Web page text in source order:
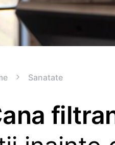
Sanatate